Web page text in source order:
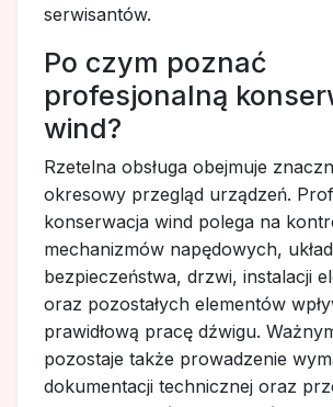
serwisantów.
Po czym poznać
profesjonalną
wind?
Rzetelna obsługa obejmuje
okresowy przegląd urządzeń.
konserwacja wind polega na
mechanizmów napędowych,
bezpieczeństwa, drzwi, instalacji
oraz pozostałych elementów
prawidłową pracę dźwigu.
pozostaje także prowadzenie
dokumentacji technicznej oraz